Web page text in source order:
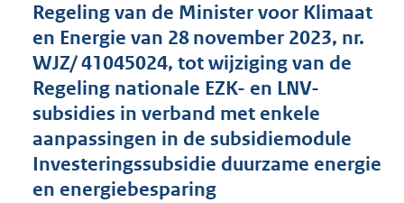
d
s
g
o
t
e
Regeling van de Minister voor Klimaat
en Energie van 28 november 2023, nr.
WJZ/ 41045024, tot wijziging van de
Regeling nationale EZK- en LNV-
subsidies in verband met enkele
aanpassingen in de subsidiemodule
Investeringssubsidie duurzame energie
en energiebesparing